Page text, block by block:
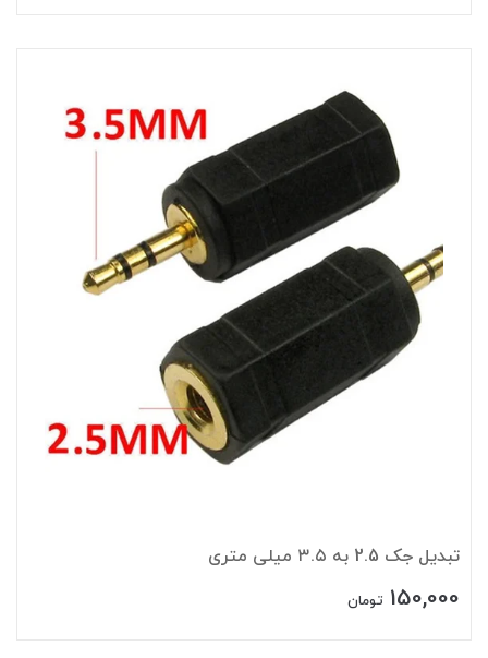
تبدیل جک 2.5 به ۳.۵ میلی متری
150,000 تومان